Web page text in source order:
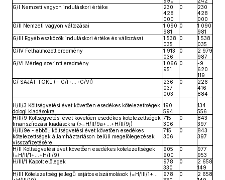
G/I Nemzeti vagyon induláskori értéke
230
428
000
0
230
428
000
G/II Nemzeti vagyon változásai
1 090
981
0
1 090
981
G/III Egyéb eszközök induláskori értéke és változásai
1 538
035
0
1 538
035
G/IV Felhalmozott eredmény
1 913
036
0
2 979
987
G/VI Mérleg szerinti eredmény
1 066
951
0
-9
620
119
G/ SAJÁT TŐKE (= G/I+…+G/VI)
236
037
003
0
226
416
884
H/II/3 Költségvetési évet követően esedékes kötelezettségek
dologi kiadásokra
190
594
134
556
H/II/9 Költségvetési évet követően esedékes kötelezettségek
finanszírozási kiadásokra (>=H/II/9a+…+H/II/9j)
715
306
0
843
397
H/II/9e - ebből: költségvetési évet követően esedékes
kötelezettségek államháztartáson belüli megelőlegezések
visszafizetésére
715
306
0
843
397
H/II Költségvetési évet követően esedékes kötelezettségek
(=H/II/1+…+H/II/9)
905
900
0
977
953
H/III/1 Kapott előlegek
978
330
0
2 658
149
H/III Kötelezettség jellegű sajátos elszámolások (=H/III/1+…
978
0
2 658